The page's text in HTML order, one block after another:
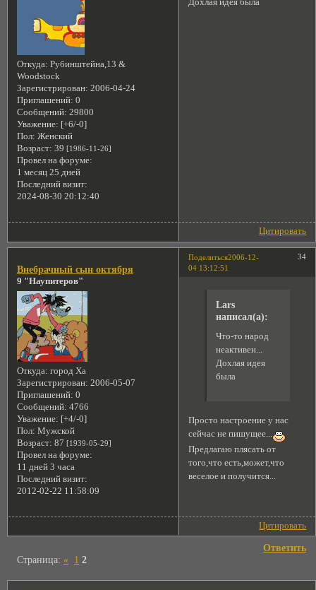
Откуда: Рубинштейна,13 &
Woodstock
Зарегистрирован: 2006-04-24
Приглашений: 0
Сообщений: 29800
Уважение: [+6/-0]
Пол: Женский
Возраст: 39 [1986-11-26]
Провел на форуме:
1 месяц 25 дней
Последний визит:
2024-08-30 20:12:40
Дохлая идея была
Цитировать
Поделиться 34
2006-12-
04 13:12:51
Внебрачный сын октября
9 "Наупитеров"
Откуда: город Ха
Зарегистрирован: 2006-05-07
Приглашений: 0
Сообщений: 4766
Уважение: [+4/-0]
Пол: Мужской
Возраст: 87 [1939-05-29]
Провел на форуме:
11 дней 3 часа
Последний визит:
2012-02-22 11:58:09
Lars
написал(а):
Что-то народ
неактивен...
Дохлая идея
была
Просто настроение у нас
сейчас не пишущее...
Предлагаю плясать от
того,что есть,может,что
веселое и получится...
Цитировать
Ответить
Страница: « 1 2